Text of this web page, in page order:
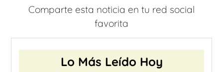
Comparte esta noticia en tu red social
favorita
Lo Más Leído Hoy